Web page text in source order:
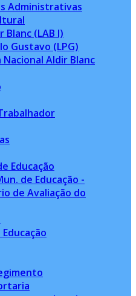
Administrativas
Blanc (LAB I)
Gustavo (LPG)
Nacional Aldir Blanc
Educação
de Educação -
de Avaliação do